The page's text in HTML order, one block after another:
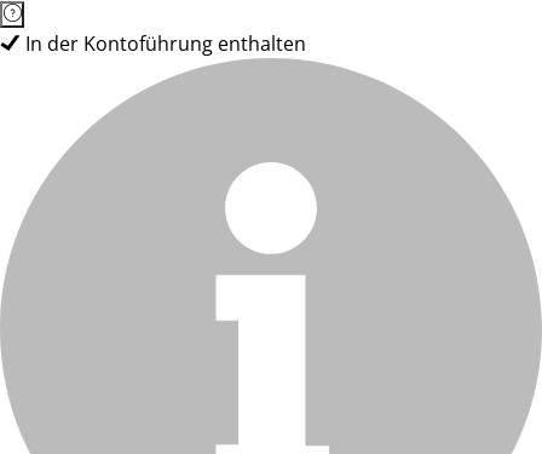
In der Kontoführung enthalten